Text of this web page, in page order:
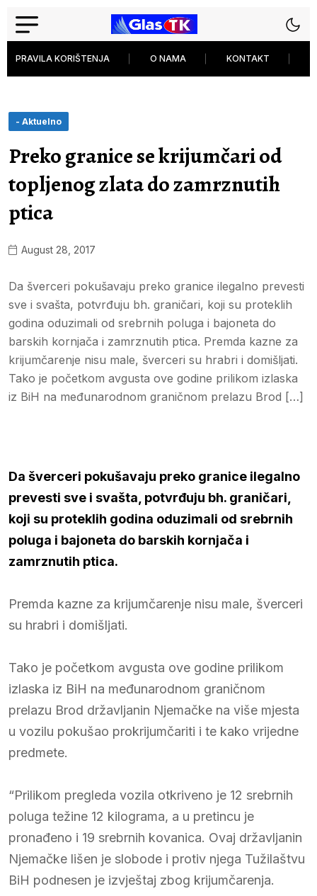
PRAVILA KORIŠTENJA O NAMA KONTAKT
- Aktuelno
Preko granice se krijumčari od
topljenog zlata do zamrznutih
ptica
August 28, 2017
Da šverceri pokušavaju preko granice ilegalno prevesti
sve i svašta, potvrđuju bh. graničari, koji su proteklih
godina oduzimali od srebrnih poluga i bajoneta do
barskih kornjača i zamrznutih ptica. Premda kazne za
krijumčarenje nisu male, šverceri su hrabri i domišljati.
Tako je početkom avgusta ove godine prilikom izlaska
iz BiH na međunarodnom graničnom prelazu Brod […]
Da šverceri pokušavaju preko granice ilegalno
prevesti sve i svašta, potvrđuju bh. graničari,
koji su proteklih godina oduzimali od srebrnih
poluga i bajoneta do barskih kornjača i
zamrznutih ptica.
Premda kazne za krijumčarenje nisu male, šverceri
su hrabri i domišljati.
Tako je početkom avgusta ove godine prilikom
izlaska iz BiH na međunarodnom graničnom
prelazu Brod državljanin Njemačke na više mjesta
u vozilu pokušao prokrijumčariti i te kako vrijedne
predmete.
“Prilikom pregleda vozila otkriveno je 12 srebrnih
poluga težine 12 kilograma, a u pretincu je
pronađeno i 19 srebrnih kovanica. Ovaj državljanin
Njemačke lišen je slobode i protiv njega Tužilaštvu
BiH podnesen je izvještaj zbog krijumčarenja.